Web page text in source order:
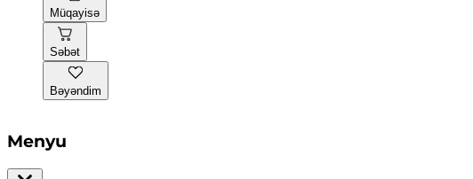
Müqayisə
Səbət
Bəyəndim
Menyu